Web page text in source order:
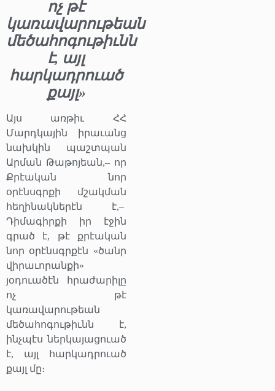
ոչ թէ
կառավարութեան
մեծահոգութիւնն
է, այլ
հարկադրուած
քայլ»
Այս առթիւ ՀՀ
Մարդկային իրաւանց
նախկին պաշտպան
Արման Թաթոյեան,– որ
Քրէական նոր
օրէնսգրքի մշակման
հեղինակներէն է,–
Դիմագիրքի իր էջին
գրած է, թէ քրէական
նոր օրէնսգրքէն «ծանր
վիրաւորանքի»
յօդուածէն հրաժարիլը
ոչ թէ
կառավարութեան
մեծահոգութիւնն է,
ինչպէս ներկայացուած
է, այլ հարկադրուած
քայլ մը։